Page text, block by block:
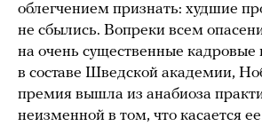
облегчением признать: худшие
не сбылись. Вопреки всем
на очень существенные
в составе Шведской академии,
премия вышла из анабиоза
неизменной в том, что касается